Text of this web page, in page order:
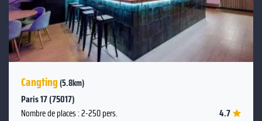
Cangting(5.8km)
Paris 17 (75017)
Nombre de places : 2-250 pers. 4.7